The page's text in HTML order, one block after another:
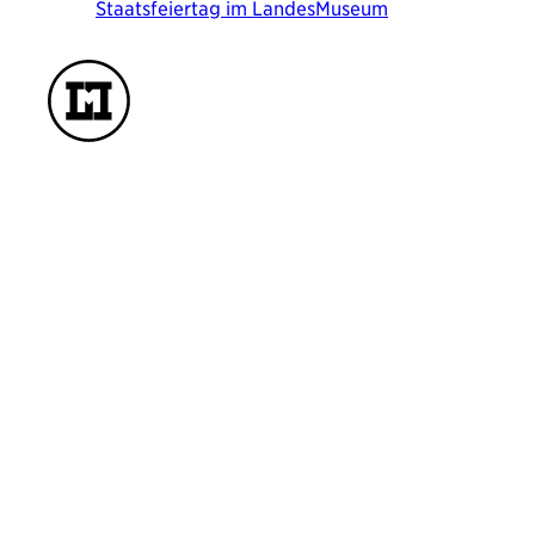
Staatsfeiertag im LandesMuseum